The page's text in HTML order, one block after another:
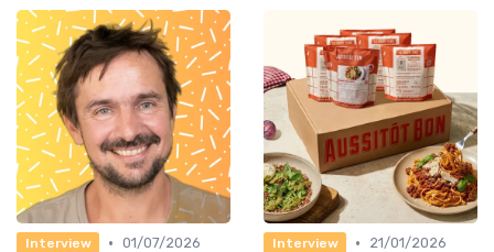
Interview • 01/07/2026
Interview •
21/01/2026